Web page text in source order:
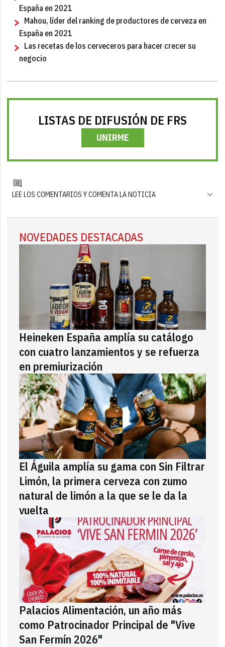
España en 2021
Mahou, líder del ranking de productores de cerveza en
España en 2021
Las recetas de los cerveceros para hacer crecer su
negocio
LISTAS DE DIFUSIÓN DE FRS
UNIRME
LEE LOS COMENTARIOS Y COMENTA LA NOTICIA
NOVEDADES DESTACADAS
Heineken España amplía su catálogo
con cuatro lanzamientos y se refuerza
en premiurización
El Águila amplía su gama con Sin Filtrar
Limón, la primera cerveza con zumo
natural de limón a la que se le da la
vuelta
Palacios Alimentación, un año más
como Patrocinador Principal de "Vive
San Fermín 2026"